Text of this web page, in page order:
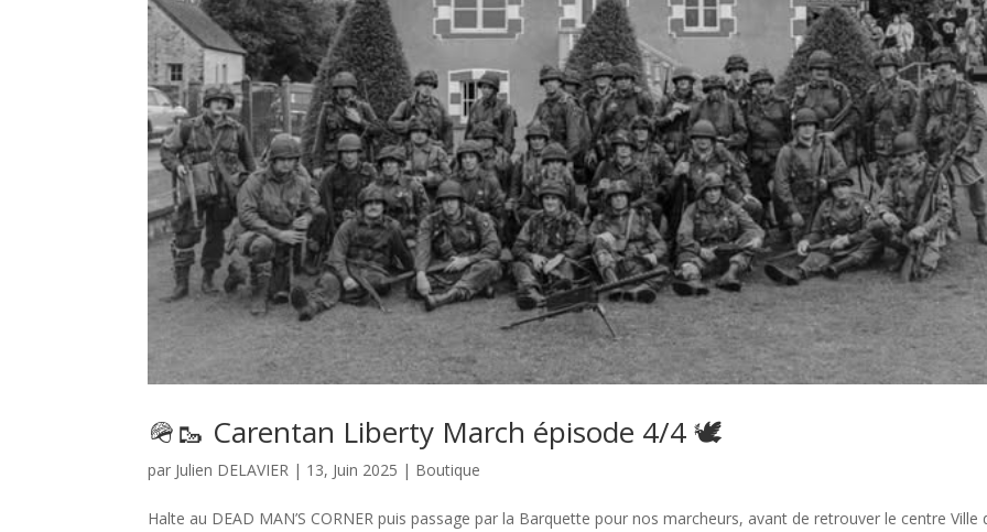
🪖🥾 Carentan Liberty March épisode 4/4 🕊
par Julien DELAVIER | 13, Juin 2025 | Boutique
Halte au DEAD MAN’S CORNER puis passage par la Barquette pour nos marcheurs, avant de retrouver le centre Ville